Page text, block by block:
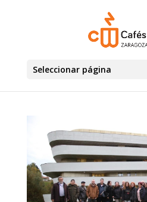
Seleccionar página